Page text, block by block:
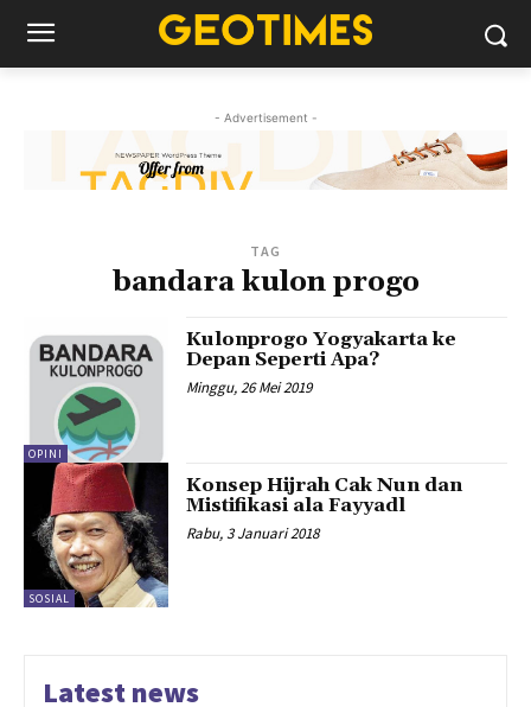
- Advertisement -
TAG
bandara kulon progo
OPINI
Kulonprogo Yogyakarta ke
Depan Seperti Apa?
Minggu, 26 Mei 2019
SOSIAL
Konsep Hijrah Cak Nun dan
Mistifikasi ala Fayyadl
Rabu, 3 Januari 2018
Latest news